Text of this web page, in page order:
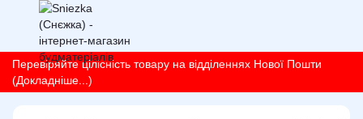
Перевіряйте цілісність товару на відділеннях Нової Пошти
(Докладніше...)